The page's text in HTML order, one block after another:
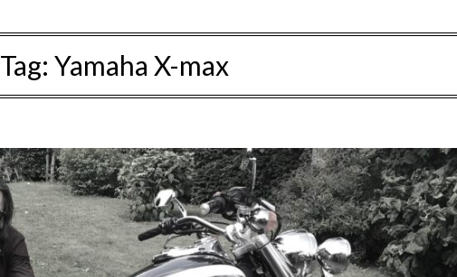
Tag: Yamaha X-max